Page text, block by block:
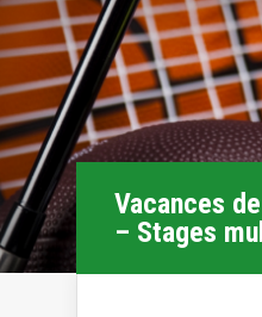
Vacances
– Stages